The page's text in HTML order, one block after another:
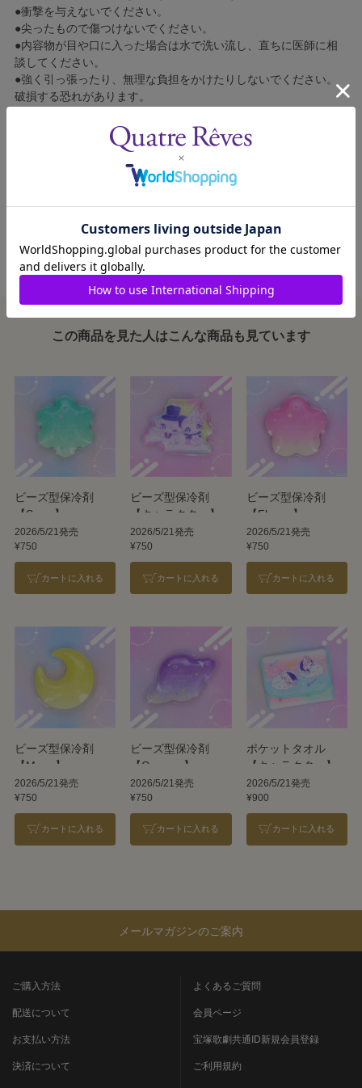
●衝撃を与えないでください。
●尖ったもので傷つけないでください。
●内容物が目や口に入った場合は水で洗い流し、直ちに医師に相
談してください。
●強く引っ張ったり、無理な負担をかけたりしないでください。
破損する恐れがあります。
●長時間日光に当てると変形・変色する恐れがあります。また、
高温になるところや火のそばにも置かないでください。
●乳幼児の手の届かない場所で使用・保管してください。
●ご使用による破損・損傷および消耗による修理・交換はいたし
この商品を見た人はこんな商品も見ています
ビーズ型保冷剤
【Snow】
2026/5/21発売
¥750
カートに入れる
ビーズ型保冷剤
【キャラクター】
2026/5/21発売
¥750
カートに入れる
ビーズ型保冷剤
【Flower】
2026/5/21発売
¥750
カートに入れる
ビーズ型保冷剤
【Moon】
2026/5/21発売
¥750
カートに入れる
ビーズ型保冷剤
【Cosmos】
2026/5/21発売
¥750
カートに入れる
ポケットタオル
【キャラクター】
2026/5/21発売
¥900
カートに入れる
メールマガジンのご案内
ご購入方法
配送について
お支払い方法
決済について
よくあるご質問
会員ページ
宝塚歌劇共通ID新規会員登録
ご利用規約